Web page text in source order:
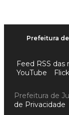
Prefeitura
Feed RSS das
YouTube
Prefeitura de
de Privacidade